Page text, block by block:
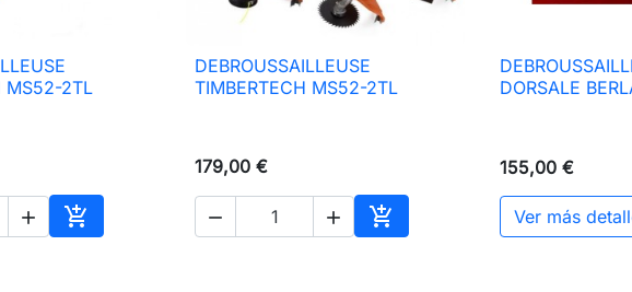
rápida
MS52-2TL
 
Añadir al carrito
 Vista rápida
DEBROUSSAILLEUSE
TIMBERTECH MS52-2TL
179,00 €
  
Añadir al carrito

DORSALE
155,00 €
Ver más